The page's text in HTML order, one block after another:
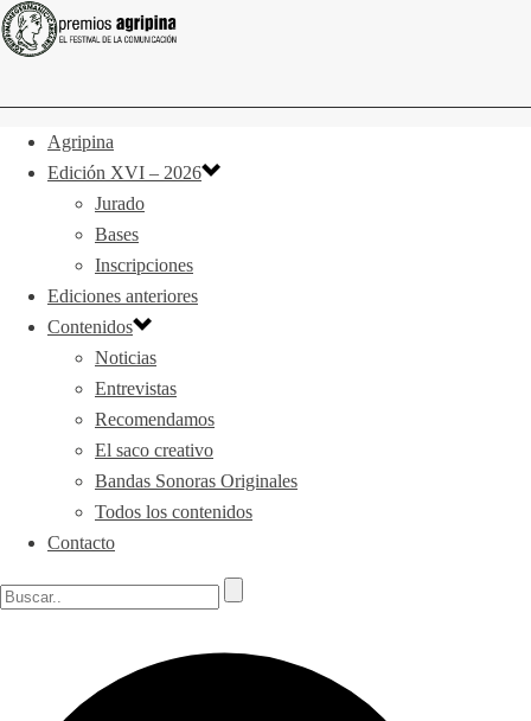
Agripina
Edición XVI – 2026
Jurado
Bases
Inscripciones
Ediciones anteriores
Contenidos
Noticias
Entrevistas
Recomendamos
El saco creativo
Bandas Sonoras Originales
Todos los contenidos
Contacto